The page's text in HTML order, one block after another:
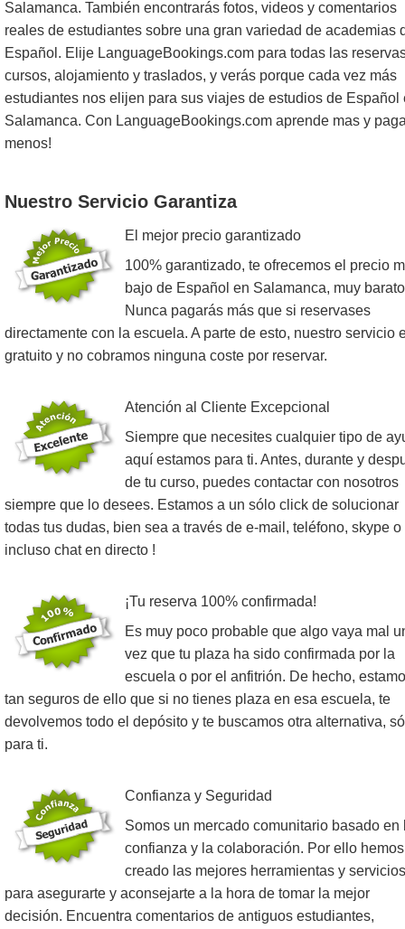
Salamanca. También encontrarás fotos, videos y comentarios
reales de estudiantes sobre una gran variedad de academias
Español. Elije LanguageBookings.com para todas las
cursos, alojamiento y traslados, y verás porque cada vez más
estudiantes nos elijen para sus viajes de estudios de Español
Salamanca. Con LanguageBookings.com aprende mas y
menos!
Nuestro Servicio Garantiza
El mejor precio garantizado
100% garantizado, te ofrecemos el precio
bajo de Español en Salamanca, muy
Nunca pagarás más que si reservases
directamente con la escuela. A parte de esto, nuestro servicio
gratuito y no cobramos ninguna coste por reservar.
Atención al Cliente Excepcional
Siempre que necesites cualquier tipo de
aquí estamos para ti. Antes, durante y
de tu curso, puedes contactar con nosotros
siempre que lo desees. Estamos a un sólo click de solucionar
todas tus dudas, bien sea a través de e-mail, teléfono, skype o
incluso chat en directo !
¡Tu reserva 100% confirmada!
Es muy poco probable que algo vaya mal
vez que tu plaza ha sido confirmada por la
escuela o por el anfitrión. De hecho,
tan seguros de ello que si no tienes plaza en esa escuela, te
devolvemos todo el depósito y te buscamos otra alternativa,
para ti.
Confianza y Seguridad
Somos un mercado comunitario basado en
confianza y la colaboración. Por ello hemos
creado las mejores herramientas y servicios
para asegurarte y aconsejarte a la hora de tomar la mejor
decisión. Encuentra comentarios de antiguos estudiantes,